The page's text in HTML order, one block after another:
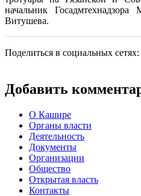
начальник Госадмтехнадзора
Витушева.
Поделиться в социальных сетях:
Добавить
О Кашире
Органы власти
Деятельность
Документы
Организации
Общество
Открытая власть
Контакты